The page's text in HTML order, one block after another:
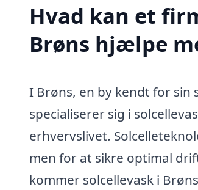
Hvad kan et
Brøns hjælpe
I Brøns, en by kendt for
specialiserer sig i
erhvervslivet.
men for at sikre optimal
kommer solcellevask i